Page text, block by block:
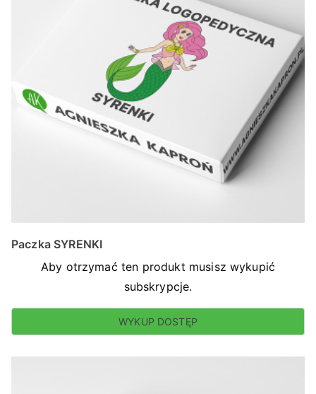
Paczka SYRENKI
Aby otrzymać ten produkt musisz wykupić
subskrypcje.
WYKUP DOSTĘP